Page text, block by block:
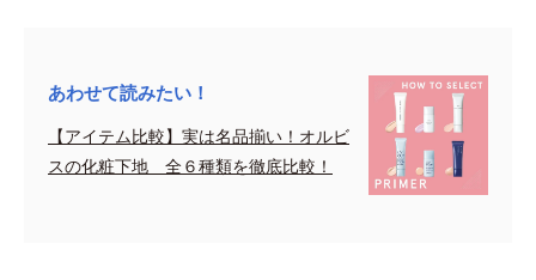
あわせて読みたい！
【アイテム比較】実は名品揃い！オルビ
スの化粧下地 全６種類を徹底比較！